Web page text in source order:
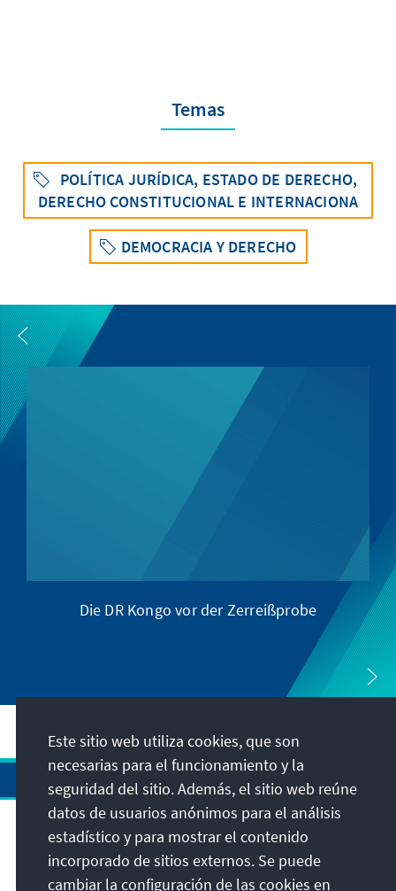
Temas
POLÍTICA JURÍDICA, ESTADO DE DERECHO,
DERECHO CONSTITUCIONAL E INTERNACIONA
DEMOCRACIA Y DERECHO
Die DR Kongo vor der Zerreißprobe
Dirección
Este sitio web utiliza cookies, que son
necesarias para el funcionamiento y la
seguridad del sitio. Además, el sitio web reúne
datos de usuarios anónimos para el análisis
estadístico y para mostrar el contenido
incorporado de sitios externos. Se puede
cambiar la configuración de las cookies en